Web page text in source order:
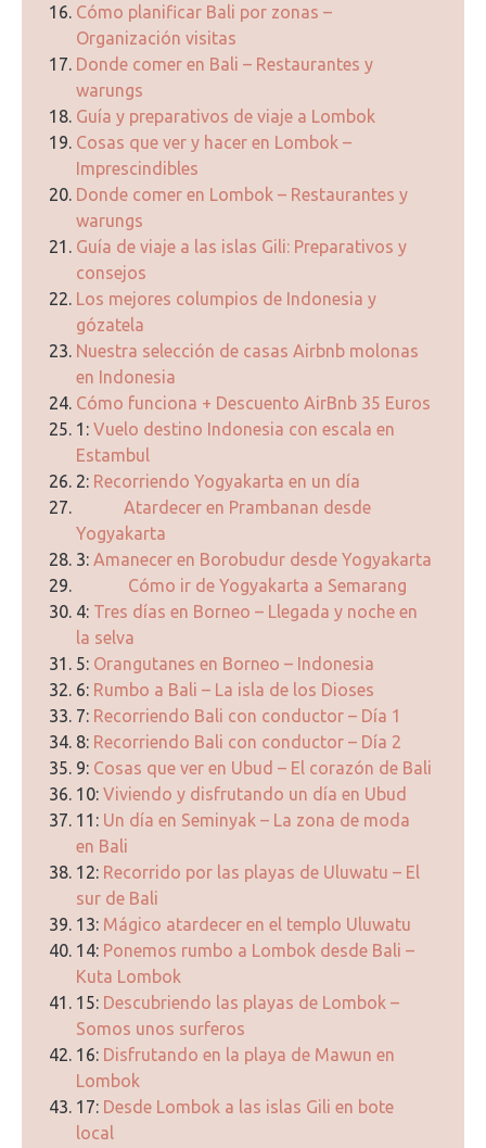
Cómo planificar Bali por zonas –
Organización visitas
Donde comer en Bali – Restaurantes y
warungs
Guía y preparativos de viaje a Lombok
Cosas que ver y hacer en Lombok –
Imprescindibles
Donde comer en Lombok – Restaurantes y
warungs
Guía de viaje a las islas Gili: Preparativos y
consejos
Los mejores columpios de Indonesia y
gózatela
Nuestra selección de casas Airbnb molonas
en Indonesia
Cómo funciona + Descuento AirBnb 35 Euros
1: Vuelo destino Indonesia con escala en
Estambul
2: Recorriendo Yogyakarta en un día
Atardecer en Prambanan desde
Yogyakarta
3: Amanecer en Borobudur desde Yogyakarta
Cómo ir de Yogyakarta a Semarang
4: Tres días en Borneo – Llegada y noche en
la selva
5: Orangutanes en Borneo – Indonesia
6: Rumbo a Bali – La isla de los Dioses
7: Recorriendo Bali con conductor – Día 1
8: Recorriendo Bali con conductor – Día 2
9: Cosas que ver en Ubud – El corazón de Bali
10: Viviendo y disfrutando un día en Ubud
11: Un día en Seminyak – La zona de moda
en Bali
12: Recorrido por las playas de Uluwatu – El
sur de Bali
13: Mágico atardecer en el templo Uluwatu
14: Ponemos rumbo a Lombok desde Bali –
Kuta Lombok
15: Descubriendo las playas de Lombok –
Somos unos surferos
16: Disfrutando en la playa de Mawun en
Lombok
17: Desde Lombok a las islas Gili en bote
local